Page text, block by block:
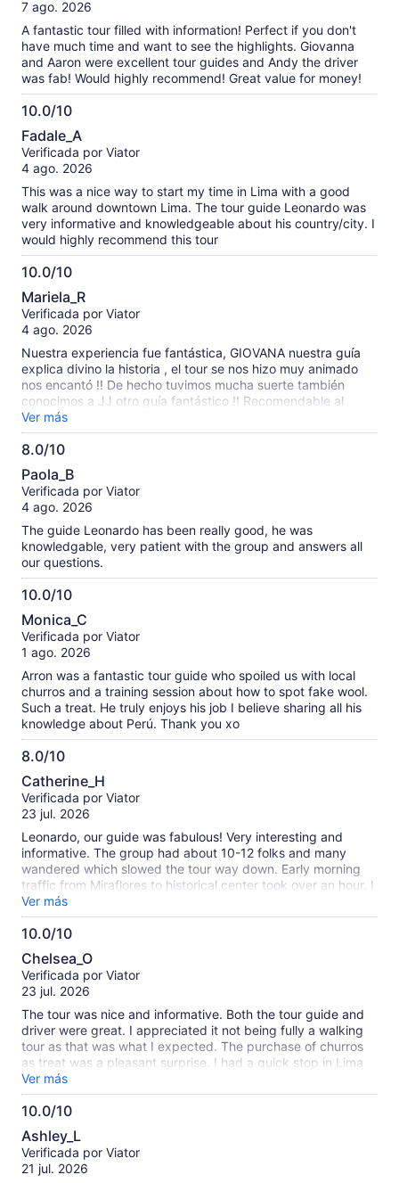
7 ago. 2026
A fantastic tour filled with information! Perfect if you don't
have much time and want to see the highlights. Giovanna
and Aaron were excellent tour guides and Andy the driver
was fab! Would highly recommend! Great value for money!
10.0/10
10.0
de
10
Fadale_A
Verificada por Viator
4 ago. 2026
This was a nice way to start my time in Lima with a good
walk around downtown Lima. The tour guide Leonardo was
very informative and knowledgeable about his country/city. I
would highly recommend this tour
10.0/10
10.0
de
10
Mariela_R
Verificada por Viator
4 ago. 2026
Nuestra experiencia fue fantástica, GIOVANA nuestra guía
explica divino la historia , el tour se nos hizo muy animado
nos encantó !! De hecho tuvimos mucha suerte también
conocimos a JJ otro guía fantástico !! Recomendable al
máximo volveríamos si o si … graciasss por contar con
personal tan amable y calificado .
Ver más
8.0/10
8.0
de
10
Paola_B
Verificada por Viator
4 ago. 2026
The guide Leonardo has been really good, he was
knowledgable, very patient with the group and answers all
our questions.
10.0/10
10.0
de
10
Monica_C
Verificada por Viator
1 ago. 2026
Arron was a fantastic tour guide who spoiled us with local
churros and a training session about how to spot fake wool.
Such a treat. He truly enjoys his job I believe sharing all his
knowledge about Perú. Thank you xo
8.0/10
8.0
de
10
Catherine_H
Verificada por Viator
23 jul. 2026
Leonardo, our guide was fabulous! Very interesting and
informative. The group had about 10-12 folks and many
wandered which slowed the tour way down. Early morning
traffic from Miraflores to historical center took over an hour. I
would recommend a smaller group or private tour
Ver más
10.0/10
10.0
de
10
Chelsea_O
Verificada por Viator
23 jul. 2026
The tour was nice and informative. Both the tour guide and
driver were great. I appreciated it not being fully a walking
tour as that was what I expected. The purchase of churros
as treat was a pleasant surprise. I had a quick stop in Lima
before heading to Cusco and this was the perfect excursion,
highly recommended!
Ver más
10.0/10
10.0
de
10
Ashley_L
Verificada por Viator
21 jul. 2026